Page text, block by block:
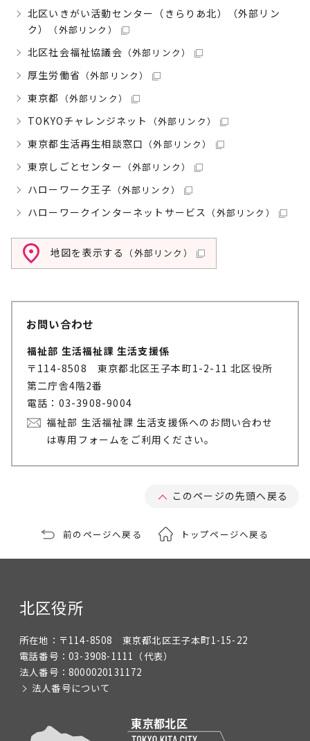
北区いきがい活動センター（きらりあ北）（外部リン
ク）
（外部リンク）
北区社会福祉協議会 （外部リンク）
厚生労働省 （外部リンク）
東京都 （外部リンク）
TOKYOチャレンジネット （外部リンク）
東京都生活再生相談窓口 （外部リンク）
東京しごとセンター （外部リンク）
ハローワーク王子 （外部リンク）
ハローワークインターネットサービス （外部リンク）
地図を表示する （外部リンク）
お問い合わせ
福祉部 生活福祉課 生活支援係
〒114-8508 東京都北区王子本町1-2-11 北区役所
第二庁舎4階2番
電話：03-3908-9004
福祉部 生活福祉課 生活支援係へのお問い合わせ
は専用フォームをご利用ください。
このページの先頭へ戻る
前のページへ戻る トップページへ戻る
北区役所
所在地： 〒114-8508 東京都北区王子本町1-15-22
電話番号： 03-3908-1111 （代表）
法人番号： 8000020131172
法人番号について